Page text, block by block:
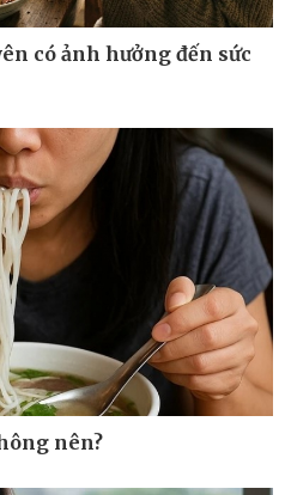
Thị trường
Giá vàng
Tiêu dùng
Tỷ giá
Chứng khoán
Giá cà phê
có ảnh hưởng đến sức
nên?